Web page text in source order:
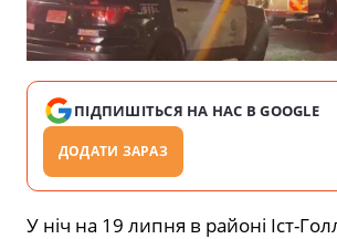
ПІДПИШІТЬСЯ НА НАС В GOOGLE
ДОДАТИ ЗАРАЗ
У ніч на 19 липня в районі Іст-